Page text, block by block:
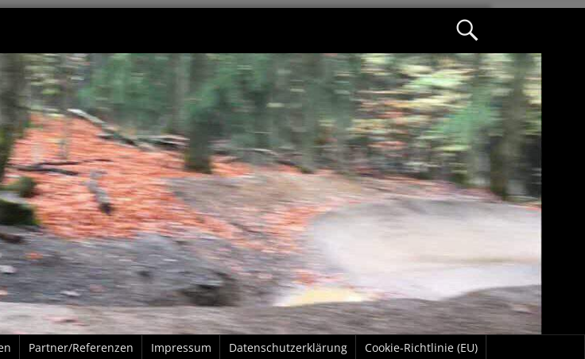
Partner/Referenzen Impressum Datenschutzerklärung
Cookie-Richtlinie (EU)